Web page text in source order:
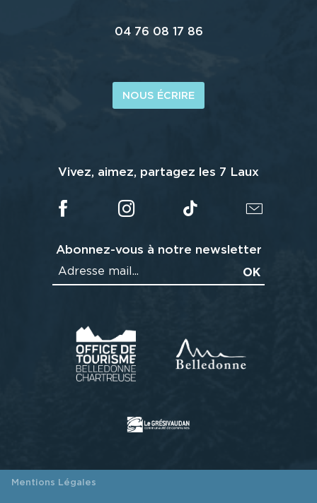
04 76 08 17 86
NOUS ÉCRIRE
Vivez, aimez, partagez les 7 Laux
Abonnez-vous à notre newsletter
Mentions Légales